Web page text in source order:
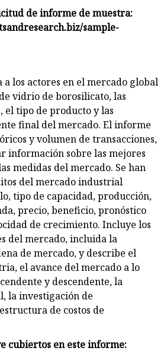
de informe de muestra:
sample-
los actores en el mercado global
vidrio de borosilicato, las
el tipo de producto y las
final del mercado. El informe
y volumen de transacciones,
información sobre las mejores
medidas del mercado. Se han
del mercado industrial
tipo de capacidad, producción,
precio, beneficio, pronóstico
de crecimiento. Incluye los
del mercado, incluida la
de mercado, y describe el
el avance del mercado a lo
y descendente, la
la investigación de
de costos de
cubiertos en este informe: